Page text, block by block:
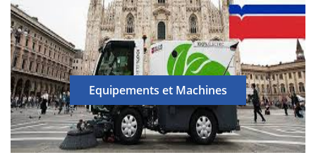
Equipements et Machines